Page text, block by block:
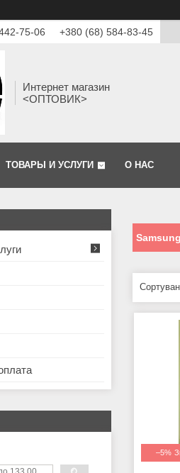
75-06 +380 (68) 584-83-45
Интернет магазин
<ОПТОВИК>
ТОВАРЫ И УСЛУГИ О НАС
–5%